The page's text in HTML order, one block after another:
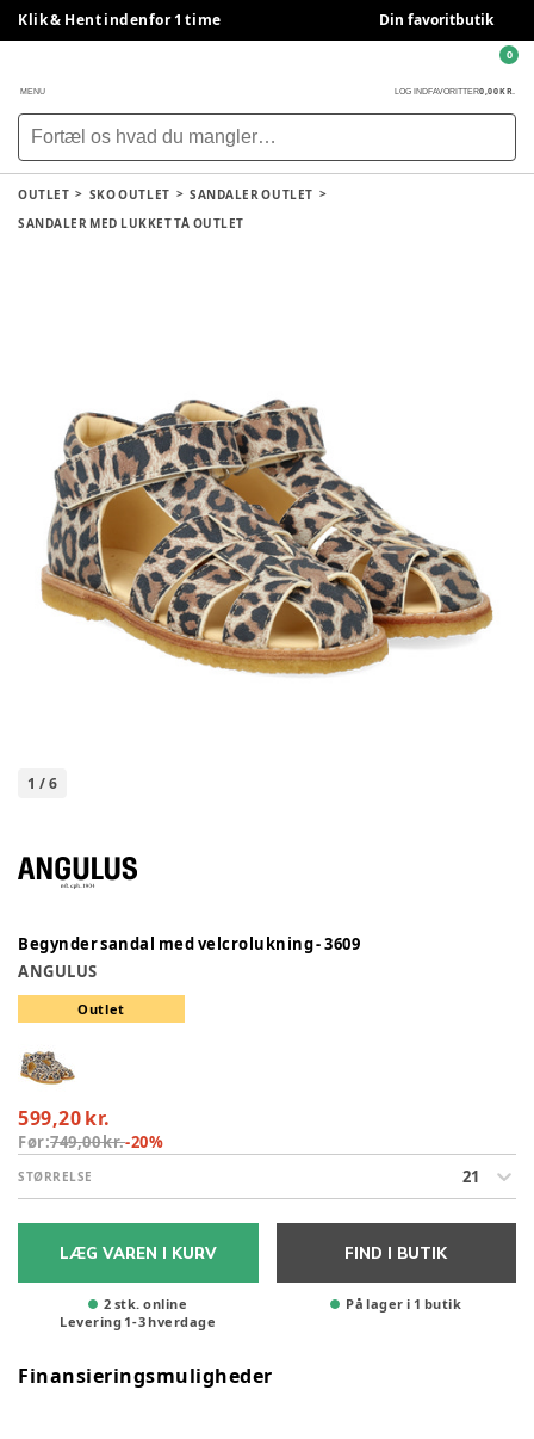
Klik & Hent indenfor 1 time Din favoritbutik
MENU LOG INDFAVORITTER0,00 KR.
0
OUTLET SKO OUTLET
SANDALER OUTLET
SANDALER MED LUKKET TÅ OUTLET
1 /6
Begynder sandal med velcrolukning - 3609
ANGULUS
Outlet
599,20 kr.
Før:749,00 kr.-20%
STØRRELSE 21
LÆG VAREN I KURV
2 stk. online
Levering 1-3hverdage
FIND I BUTIK
På lager i 1 butik
Finansieringsmuligheder